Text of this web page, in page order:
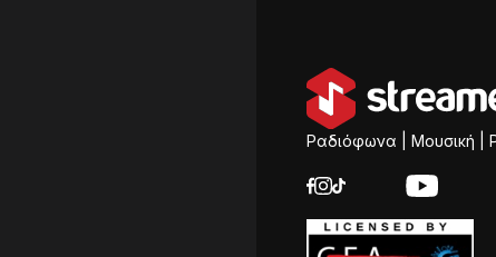
Ραδιόφωνα | Μουσική |